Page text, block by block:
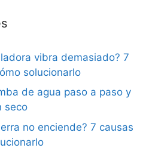
vibra demasiado? 7
solucionarlo
de agua paso a paso y
seco
no enciende? 7 causas